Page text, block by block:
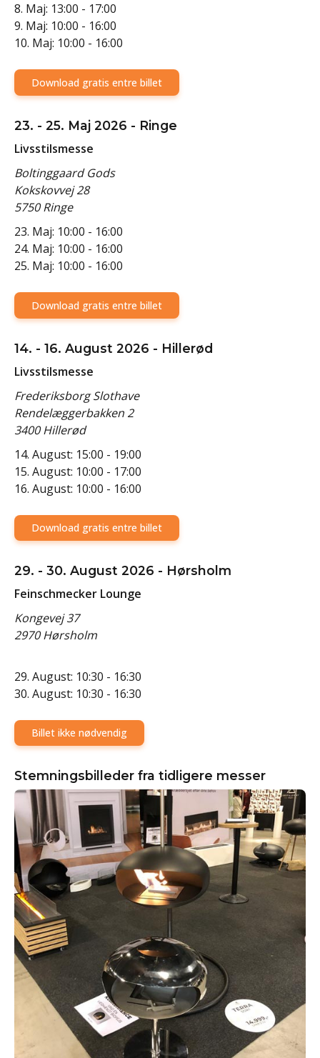
8. Maj: 13:00 - 17:00
9. Maj: 10:00 - 16:00
10. Maj: 10:00 - 16:00
Download gratis entre billet
23. - 25. Maj 2026 - Ringe
Livsstilsmesse
Boltinggaard Gods
Kokskovvej 28
5750 Ringe
23. Maj: 10:00 - 16:00
24. Maj: 10:00 - 16:00
25. Maj: 10:00 - 16:00
Download gratis entre billet
14. - 16. August 2026 - Hillerød
Livsstilsmesse
Frederiksborg Slothave
Rendelæggerbakken 2
3400 Hillerød
14. August: 15:00 - 19:00
15. August: 10:00 - 17:00
16. August: 10:00 - 16:00
Download gratis entre billet
29. - 30. August 2026 - Hørsholm
Feinschmecker Lounge
Kongevej 37
2970 Hørsholm
29. August: 10:30 - 16:30
30. August: 10:30 - 16:30
Billet ikke nødvendig
Stemningsbilleder fra tidligere messer